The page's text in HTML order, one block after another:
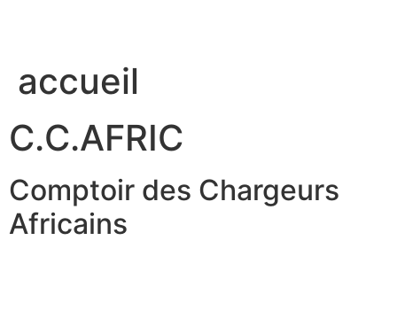
accueil
C.C.AFRIC
Comptoir des Chargeurs
Africains